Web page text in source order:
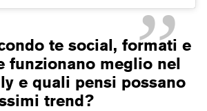
te social, formati e
funzionano meglio nel
e quali pensi possano
trend?